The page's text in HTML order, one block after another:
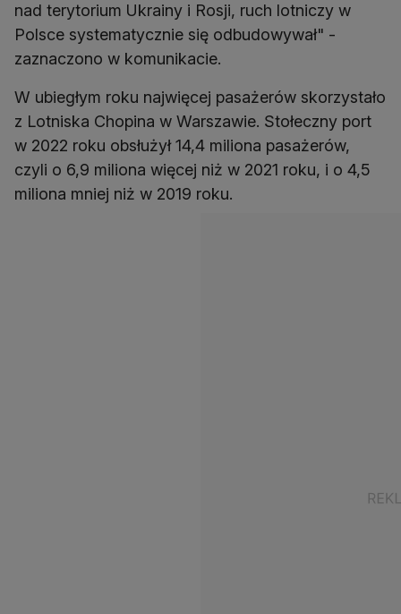
nad terytorium Ukrainy i Rosji, ruch lotniczy w
Polsce systematycznie się odbudowywał" -
W ubiegłym roku najwięcej pasażerów skorzystało
z Lotniska Chopina w Warszawie. Stołeczny port
w 2022 roku obsłużył 14,4 miliona pasażerów,
czyli o 6,9 miliona więcej niż w 2021 roku, i o 4,5